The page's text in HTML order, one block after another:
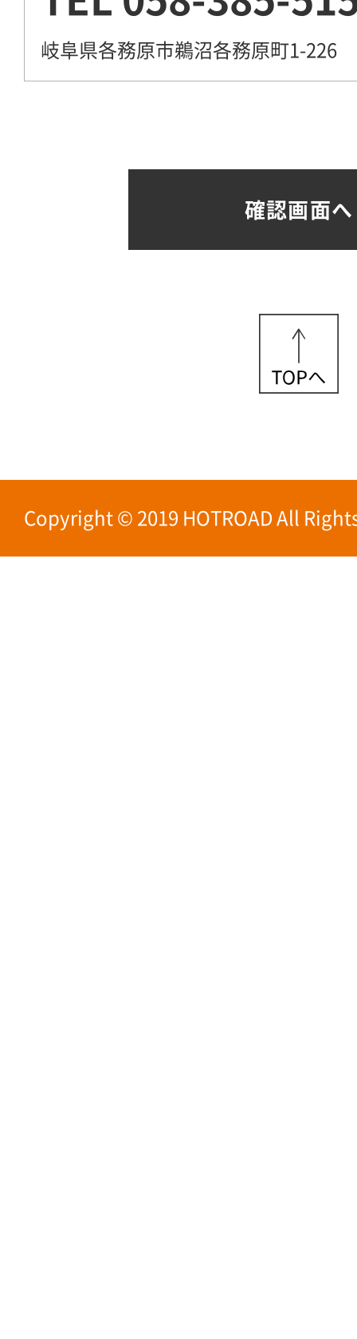
岐阜県各務原市鵜沼各務原町1-226
Copyright © 2019 HOTROAD All